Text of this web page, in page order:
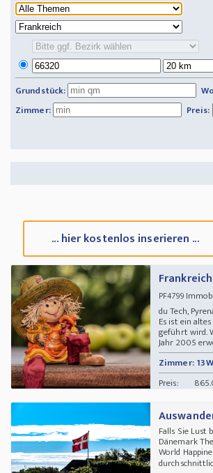
Grundstück:
Zimmer:
Preis:
+++ Blog-
... hier kostenlos inserieren ...
PF4799
du Tech,
Es ist ein
geführt wird.
Jahr 2005
Zimmer: 13
Preis:
Falls Sie Lust
Dänemark
World